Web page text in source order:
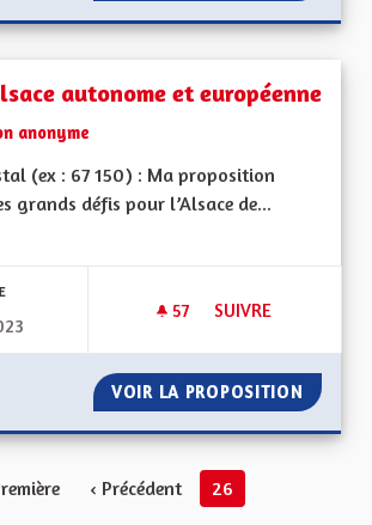
autonome et européenne
anonyme
(ex : 67 150) : Ma proposition
grands défis pour l’Alsace de...
de la catégorie : Autres
57 57 ABONNÉS
SUIVRE
VOIR LA PROPOSITION POUR
‹ Précédent 26